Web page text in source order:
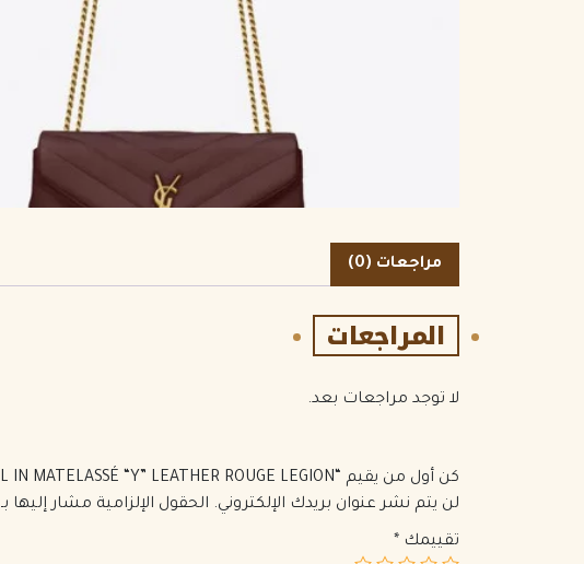
مراجعات (0)
المراجعات
لا توجد مراجعات بعد.
كن أول من يقيم “SAINT LAURENT LOULOU SMALL IN MATELASSÉ “Y” LEATHER ROUGE LEGION”
لن يتم نشر عنوان بريدك الإلكتروني. الحقول الإلزامية مشار إليها بـ
تقييمك *